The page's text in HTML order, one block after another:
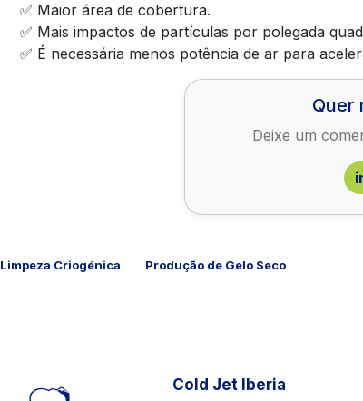
✅ Maior área de cobertura.
✅ Mais impactos de partículas por polegada
✅ É necessária menos potência de ar para
Quer
Deixe um
Limpeza Criogénica Produção de Gelo Seco
Cold Jet Iberia